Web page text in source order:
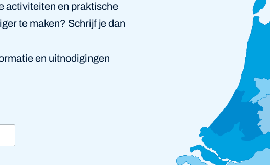
activiteiten en praktische
te maken? Schrijf je dan
en uitnodigingen